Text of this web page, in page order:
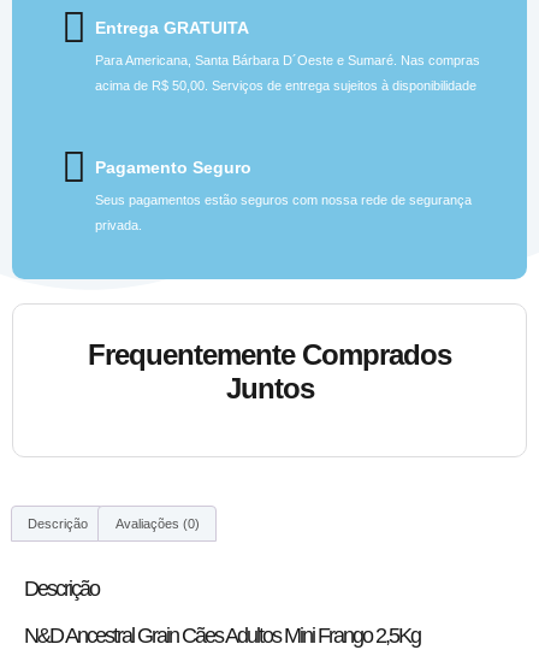
Entrega GRATUITA
Para Americana, Santa Bárbara D´Oeste e Sumaré. Nas compras
acima de R$ 50,00. Serviços de entrega sujeitos à disponibilidade
Pagamento Seguro
Seus pagamentos estão seguros com nossa rede de segurança
privada.
Frequentemente Comprados
Juntos
Descrição Avaliações (0)
Descrição
N&D Ancestral Grain Cães Adultos Mini Frango 2,5Kg